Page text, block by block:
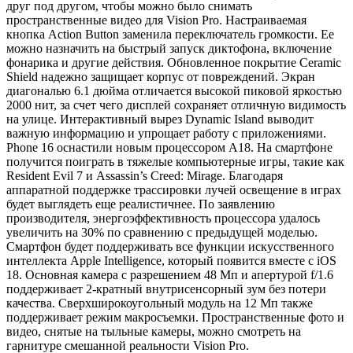
друг под другом, чтобы можно было снимать
пространственные видео для Vision Pro. Настраиваемая
кнопка Action Button заменила переключатель громкости. Ее
можно назначить на быстрый запуск диктофона, включение
фонарика и другие действия. Обновленное покрытие Ceramic
Shield надежно защищает корпус от повреждений. Экран
диагональю 6.1 дюйма отличается высокой пиковой яркостью
2000 нит, за счет чего дисплей сохраняет отличную видимость
на улице. Интерактивный вырез Dynamic Island выводит
важную информацию и упрощает работу с приложениями.
Phone 16 оснастили новым процессором A18. На смартфоне
получится поиграть в тяжелые компьютерные игры, такие как
Resident Evil 7 и Assassin’s Creed: Mirage. Благодаря
аппаратной поддержке трассировки лучей освещение в играх
будет выглядеть еще реалистичнее. По заявлению
производителя, энергоэффективность процессора удалось
увеличить на 30% по сравнению с предыдущей моделью.
Смартфон будет поддерживать все функции искусственного
интеллекта Apple Intelligence, который появится вместе с iOS
18. Основная камера с разрешением 48 Мп и апертурой f/1.6
поддерживает 2-кратный внутрисенсорный зум без потери
качества. Сверхширокоугольный модуль на 12 Мп также
поддерживает режим макросъемки. Пространственные фото и
видео, снятые на тыльные камеры, можно смотреть на
гарнитуре смешанной реальности Vision Pro.